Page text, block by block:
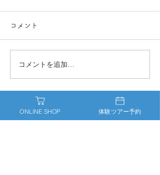
コメント
コメントを追加…
ONLINE SHOP 体験ツアー予約